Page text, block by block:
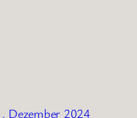
Dezember 2024